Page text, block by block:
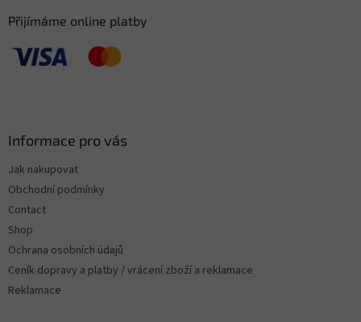
Přijímáme online platby
Informace pro vás
Jak nakupovat
Obchodní podmínky
Contact
Shop
Ochrana osobních údajů
Ceník dopravy a platby / vrácení zboží a reklamace
Reklamace